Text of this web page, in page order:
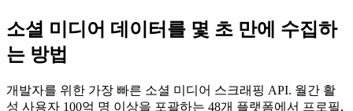
소셜 미디어 데이터를 몇 초 만에 수집하
는 방법
개발자를 위한 가장 빠른 소셜 미디어 스크래핑 API. 월간 활
성 사용자 100억 명 이상을 포괄하는 48개 플랫폼에서 프로필,